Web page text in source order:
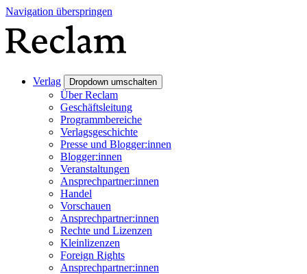
Navigation überspringen
Verlag Dropdown umschalten
Über Reclam
Geschäftsleitung
Programmbereiche
Verlagsgeschichte
Presse und Blogger:innen
Blogger:innen
Veranstaltungen
Ansprechpartner:innen
Handel
Vorschauen
Ansprechpartner:innen
Rechte und Lizenzen
Kleinlizenzen
Foreign Rights
Ansprechpartner:innen